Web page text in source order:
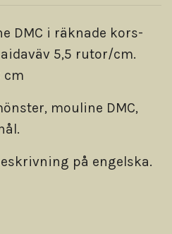
DMC i räknade kors-
5,5 rutor/cm.
cm
mouline DMC,
på engelska.